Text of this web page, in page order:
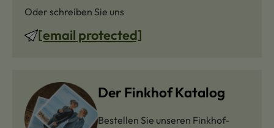
Oder schreiben Sie uns
[email protected]
Der Finkhof Katalog
Bestellen Sie unseren Finkhof-